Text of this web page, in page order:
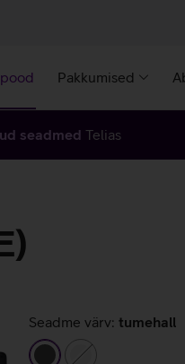
Pakkumised
seadmed Telias
Seadme värv: tumehall
tumehallvalge